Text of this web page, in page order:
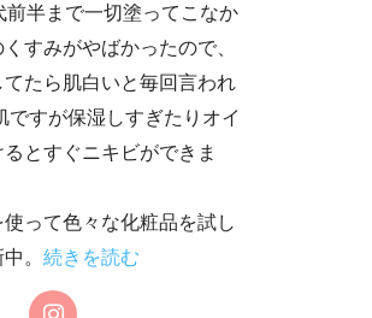
前半まで一切塗ってこなか
すみがやばかったので、
たら肌白いと毎回言われ
ですが保湿しすぎたりオイ
とすぐニキビができま
って色々な化粧品を試し
中。続きを読む